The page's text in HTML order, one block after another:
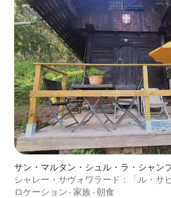
サン・マルタン・シュル・ラ・シャン
ャレー
シャレー・サヴォワラード：「ル・サピ
ロケーション · 家族 · 朝食